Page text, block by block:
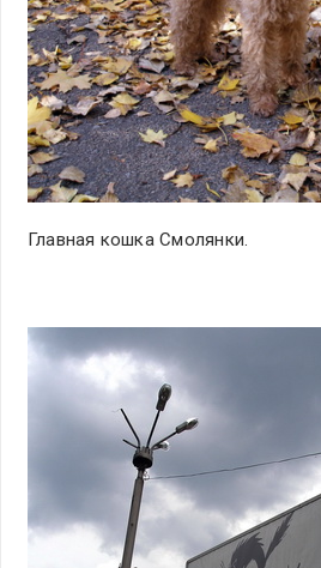
Главная кошка Смолянки.